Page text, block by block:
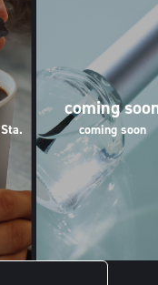
coming
coming soon